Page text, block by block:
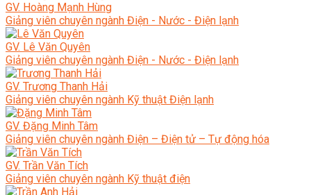
GV. Hoàng Mạnh Hùng
Giảng viên chuyên ngành Điện - Nước - Điện lạnh
GV. Lê Văn Quyên
Giảng viên chuyên ngành Điện - Nước - Điện lạnh
GV. Trương Thanh Hải
Giảng viên chuyên ngành Kỹ thuật Điện lạnh
GV. Đặng Minh Tâm
Giảng viên chuyên ngành Điện – Điện tử – Tự động hóa
GV. Trần Văn Tích
Giảng viên chuyên ngành Kỹ thuật điện